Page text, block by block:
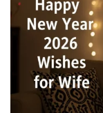
QUOTES
LIFESTYLE
FASHION & STYLE